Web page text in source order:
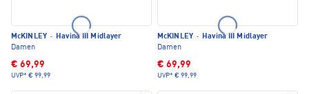
McKINLEY · Havina III Midlayer
Damen
€ 69,99
UVP* € 99,99
McKINLEY · Havina III Midlayer
Damen
€ 69,99
UVP* € 99,99